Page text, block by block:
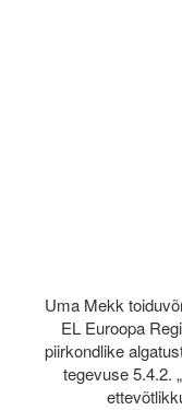
Uma Mekk
EL Euroopa
piirkondlike
tegevuse 5.4.2.